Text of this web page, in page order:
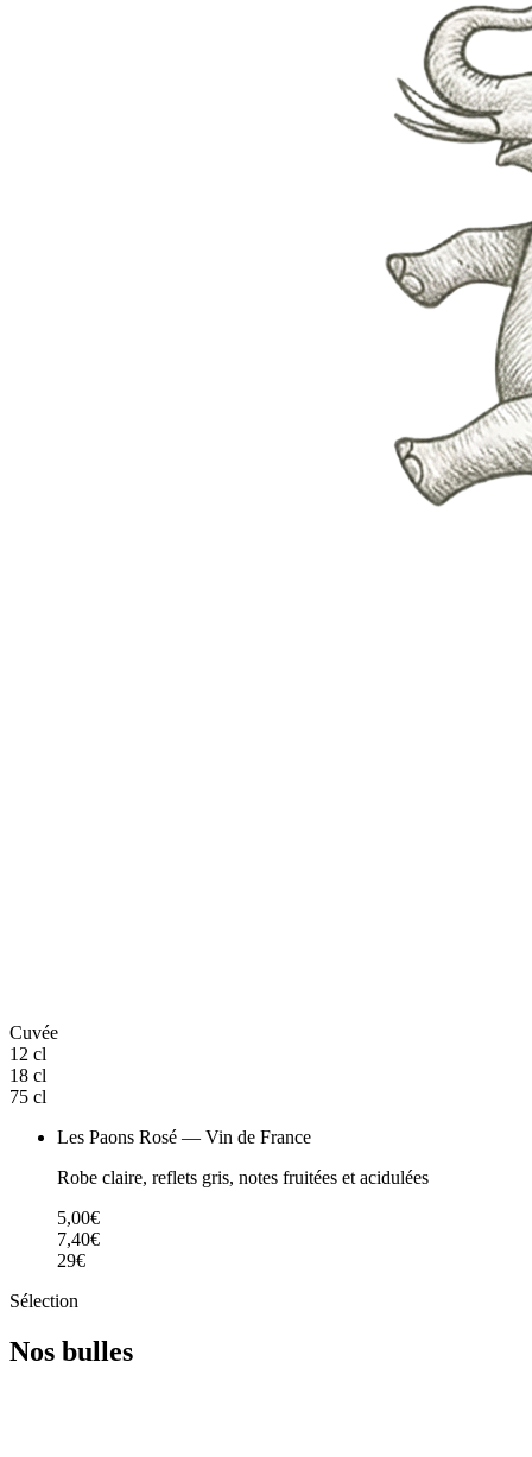
Cuvée
12 cl
18 cl
75 cl
Les Paons Rosé — Vin de France
Robe claire, reflets gris, notes fruitées et acidulées
5,00€
7,40€
29€
Sélection
Nos bulles